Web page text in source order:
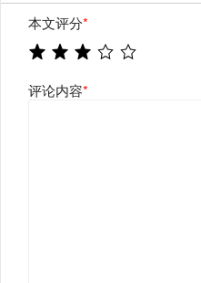
本文评分*
评论内容*